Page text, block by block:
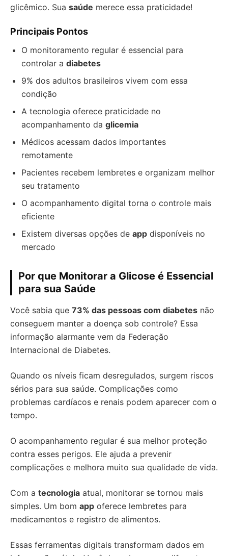
glicêmico. Sua saúde merece essa praticidade!
Principais Pontos
O monitoramento regular é essencial para
controlar a diabetes
9% dos adultos brasileiros vivem com essa
condição
A tecnologia oferece praticidade no
acompanhamento da glicemia
Médicos acessam dados importantes
remotamente
Pacientes recebem lembretes e organizam melhor
seu tratamento
O acompanhamento digital torna o controle mais
eficiente
Existem diversas opções de app disponíveis no
mercado
Por que Monitorar a Glicose é Essencial
para sua Saúde
Você sabia que 73% das pessoas com diabetes não
conseguem manter a doença sob controle? Essa
informação alarmante vem da Federação
Internacional de Diabetes.
Quando os níveis ficam desregulados, surgem riscos
sérios para sua saúde. Complicações como
problemas cardíacos e renais podem aparecer com o
tempo.
O acompanhamento regular é sua melhor proteção
contra esses perigos. Ele ajuda a prevenir
complicações e melhora muito sua qualidade de vida.
Com a tecnologia atual, monitorar se tornou mais
simples. Um bom app oferece lembretes para
medicamentos e registro de alimentos.
Essas ferramentas digitais transformam dados em